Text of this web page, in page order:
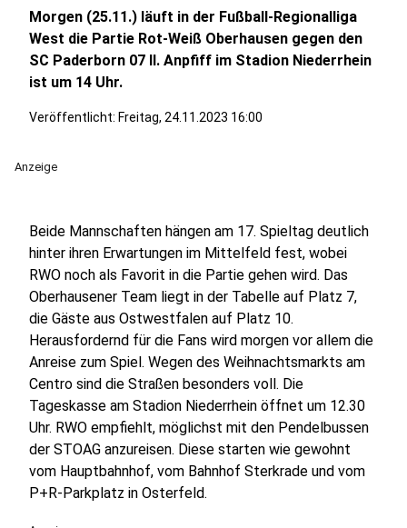
Morgen (25.11.) läuft in der Fußball-Regionalliga
West die Partie Rot-Weiß Oberhausen gegen den
SC Paderborn 07 II. Anpfiff im Stadion Niederrhein
ist um 14 Uhr.
Veröffentlicht: Freitag, 24.11.2023 16:00
Anzeige
Beide Mannschaften hängen am 17. Spieltag deutlich
hinter ihren Erwartungen im Mittelfeld fest, wobei
RWO noch als Favorit in die Partie gehen wird. Das
Oberhausener Team liegt in der Tabelle auf Platz 7,
die Gäste aus Ostwestfalen auf Platz 10.
Herausfordernd für die Fans wird morgen vor allem die
Anreise zum Spiel. Wegen des Weihnachtsmarkts am
Centro sind die Straßen besonders voll. Die
Tageskasse am Stadion Niederrhein öffnet um 12.30
Uhr. RWO empfiehlt, möglichst mit den Pendelbussen
der STOAG anzureisen. Diese starten wie gewohnt
vom Hauptbahnhof, vom Bahnhof Sterkrade und vom
P+R-Parkplatz in Osterfeld.